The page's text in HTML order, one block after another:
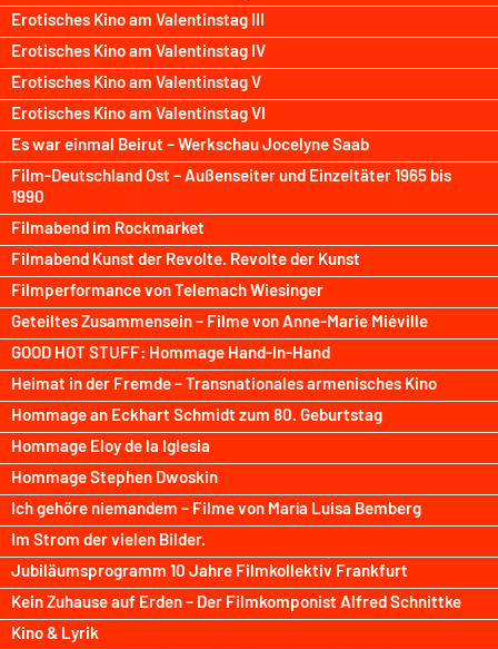
Erotisches Kino am Valentinstag III
Erotisches Kino am Valentinstag IV
Erotisches Kino am Valentinstag V
Erotisches Kino am Valentinstag VI
Es war einmal Beirut – Werkschau Jocelyne Saab
Film-Deutschland Ost – Außenseiter und Einzeltäter 1965 bis
1990
Filmabend im Rockmarket
Filmabend Kunst der Revolte. Revolte der Kunst
Filmperformance von Telemach Wiesinger
Geteiltes Zusammensein – Filme von Anne-Marie Miéville
GOOD HOT STUFF: Hommage Hand-In-Hand
Heimat in der Fremde – Transnationales armenisches Kino
Hommage an Eckhart Schmidt zum 80. Geburtstag
Hommage Eloy de la Iglesia
Hommage Stephen Dwoskin
Ich gehöre niemandem – Filme von María Luisa Bemberg
Im Strom der vielen Bilder.
Jubiläumsprogramm 10 Jahre Filmkollektiv Frankfurt
Kein Zuhause auf Erden – Der Filmkomponist Alfred Schnittke
Kino & Lyrik